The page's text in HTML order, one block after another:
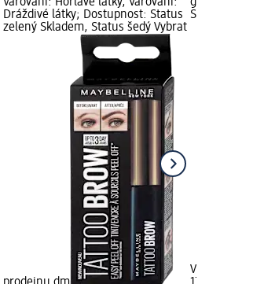
Varování: Hořlavé látky, Varování:
Dráždivé látky; Dostupnost: Status
zelený Skladem, Status šedý Vybrat
g; Cena:
Status
Vybrat